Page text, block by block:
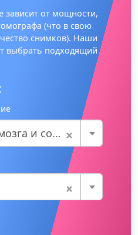
зависит от мощности,
(что в свою
снимков). Наши
выбрать подходящий
×
и сосудов
×